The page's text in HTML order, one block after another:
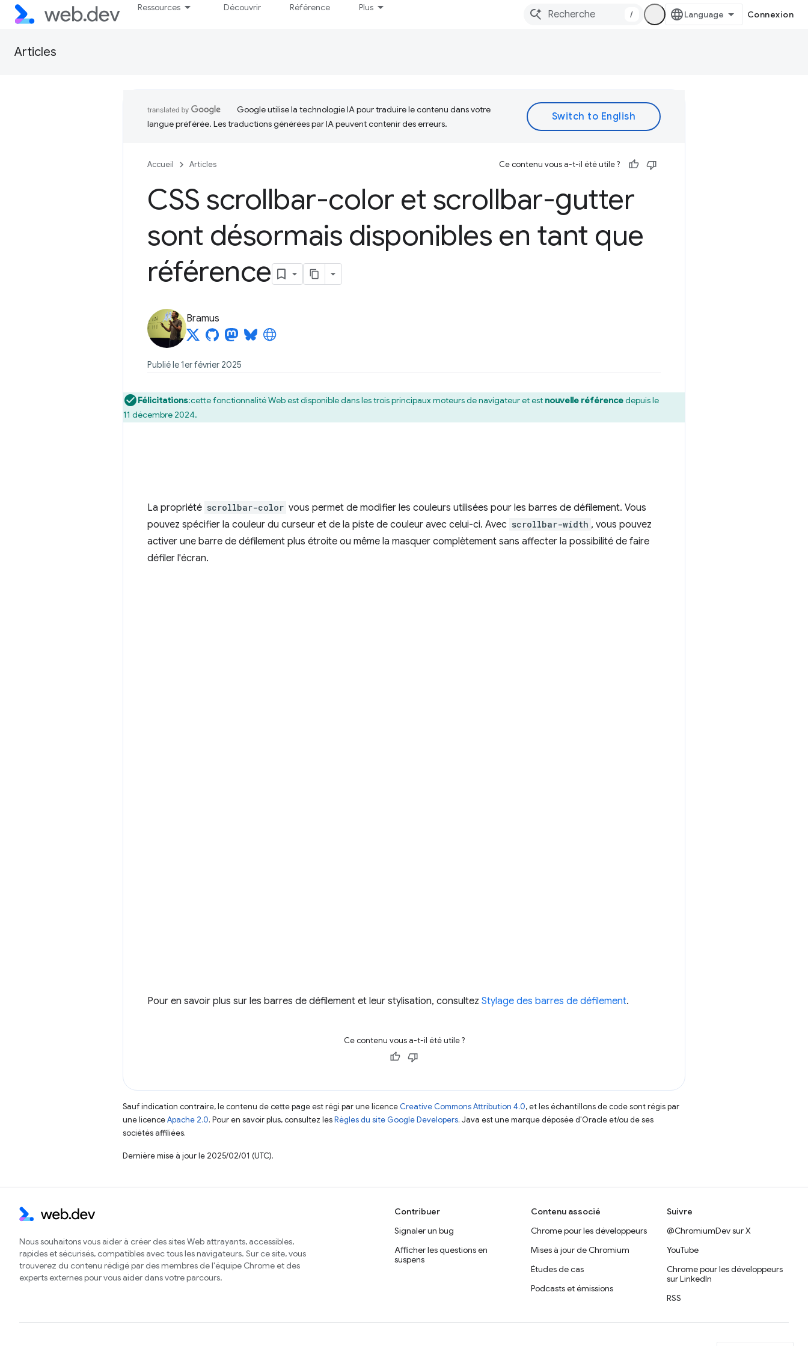
Ressources Découvrir Référence Plus
/ Connexion
Articles
Google utilise la technologie IA pour traduire le contenu dans votre
langue préférée. Les traductions générées par IA peuvent contenir des erreurs.
Accueil Articles Ce contenu vous a-t-il été utile ?
CSS scrollbar-color et scrollbar-gutter
sont désormais disponibles en tant que
référence
Bramus
Publié le 1er février 2025
Félicitations:cette fonctionnalité Web est disponible dans les trois principaux moteurs de navigateur et est nouvelle référencedepuis le
11 décembre 2024.
La propriété scrollbar-color vous permet de modifier les couleurs utilisées pour les barres de défilement. Vous
pouvez spécifier la couleur du curseur et de la piste de couleur avec celui-ci. Avec scrollbar-width , vous pouvez
activer une barre de défilement plus étroite ou même la masquer complètement sans affecter la possibilité de faire
défiler l'écran.
Pour en savoir plus sur les barres de défilement et leur stylisation, consultez Stylage des barres de défilement.
Ce contenu vous a-t-il été utile ?
Sauf indication contraire, le contenu de cette page est régi par une licence Creative Commons Attribution 4.0, et les échantillons de code sont régis par
une licenceApache 2.0. Pour en savoir plus, consultez lesRègles du site Google Developers. Java est une marque déposée d'Oracle et/ou de ses
sociétés affiliées.
Dernière mise à jour le 2025/02/01 (UTC).
Nous souhaitons vous aider à créer des sites Web attrayants, accessibles,
rapides et sécurisés, compatibles avec tous les navigateurs. Sur ce site, vous
trouverez du contenu rédigé par des membres de l'équipe Chrome et des
experts externes pour vous aider dans votre parcours.
Contribuer
Signaler un bug
Afficher les questions en
suspens
Contenu associé
Chrome pour les développeurs
Mises à jour de Chromium
Études de cas
Podcasts et émissions
Suivre
@ChromiumDev sur X
YouTube
Chrome pour les développeurs
sur LinkedIn
RSS